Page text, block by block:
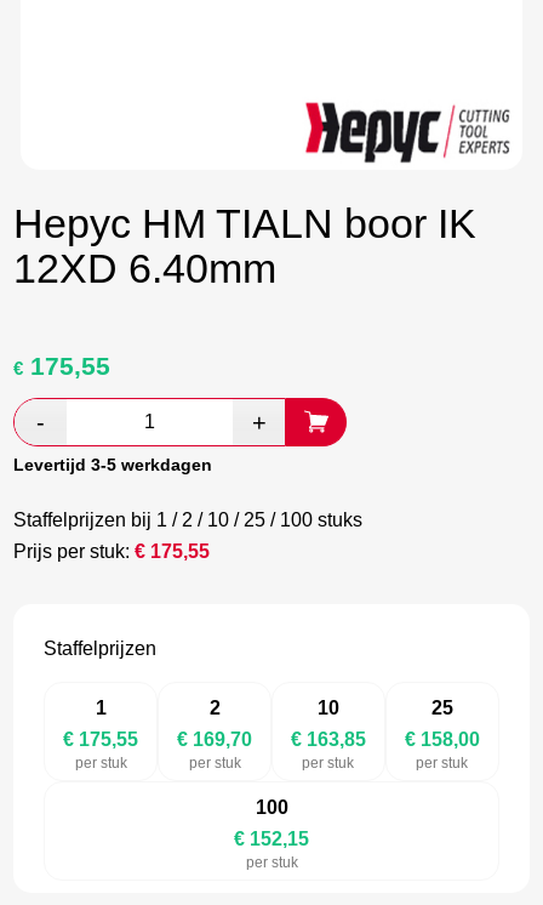
Hepyc HM TIALN boor IK
12XD 6.40mm
Oorspronkelijke
prijs
was:
€ 292,59.
€ 175,55
prijs
€ 169,70.
Levertijd 3-5 werkdagen
Staffelprijzen bij 1 / 2 / 10 / 25 / 100 stuks
Prijs per stuk:€ 175,55
Staffelprijzen
1
€ 175,55
per stuk
2
€ 169,70
per stuk
10
€ 163,85
per stuk
25
€ 158,00
per stuk
100
€ 152,15
per stuk